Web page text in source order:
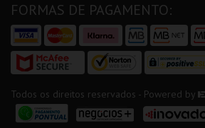
FORMAS DE PAGAMENTO:
Todos os direitos reservados - Powered by